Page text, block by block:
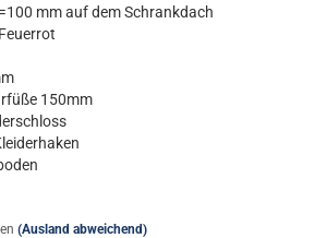
mm auf dem Schrank­dach
150mm
(Ausland abweichend)